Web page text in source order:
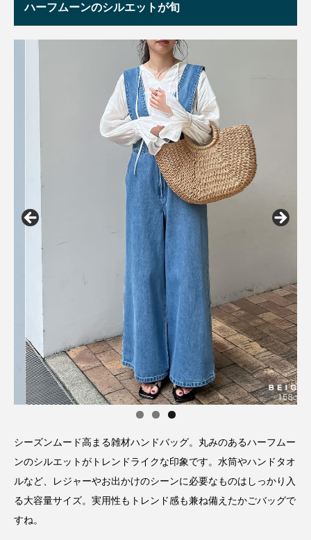
ハーフムーンのシルエットが旬
シーズンムード高まる雑材ハンドバッグ。丸みのあるハーフムー
ンのシルエットがトレンドライクな印象です。水筒やハンドタオ
ルなど、レジャーやお出かけのシーンに必要なものはしっかり入
る大容量サイズ。実用性もトレンド感も兼ね備えたかごバッグで
すね。